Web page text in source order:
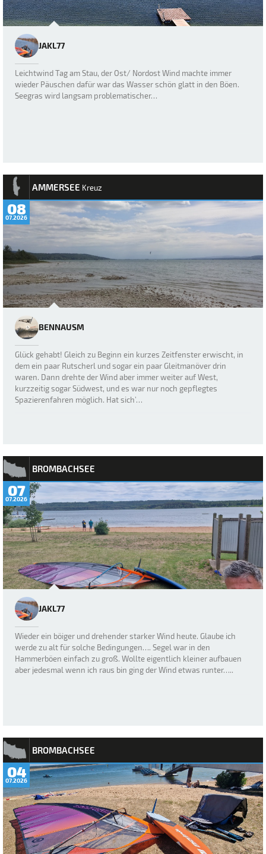
JAKL77
Leichtwind Tag am Stau, der Ost/ Nordost Wind machte immer
wieder Päuschen dafür war das Wasser schön glatt in den Böen.
Seegras wird langsam problematischer…
AMMERSEE Kreuz
08
07.2026
BENNAUSM
Glück gehabt! Gleich zu Beginn ein kurzes Zeitfenster erwischt, in
dem ein paar Rutscherl und sogar ein paar Gleitmanöver drin
waren. Dann drehte der Wind aber immer weiter auf West,
kurzzeitig sogar Südwest, und es war nur noch gepflegtes
Spazierenfahren möglich. Hat sich’…
BROMBACHSEE
07
07.2026
JAKL77
Wieder ein böiger und drehender starker Wind heute. Glaube ich
werde zu alt für solche Bedingungen…. Segel war in den
Hammerböen einfach zu groß. Wollte eigentlich kleiner aufbauen
aber jedesmal wenn ich raus bin ging der Wind etwas runter…..
BROMBACHSEE
04
07.2026